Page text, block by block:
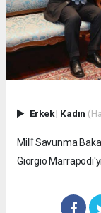
Erkek| Kadın
Millî Savunma
Giorgio